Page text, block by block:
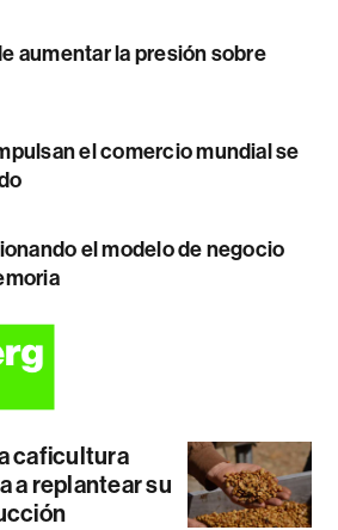
aumentar la presión sobre
el comercio mundial se
el modelo de negocio
caficultura
a replantear su